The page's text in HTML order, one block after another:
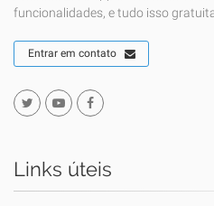
funcionalidades, e tudo isso
Entrar em contato
Links úteis